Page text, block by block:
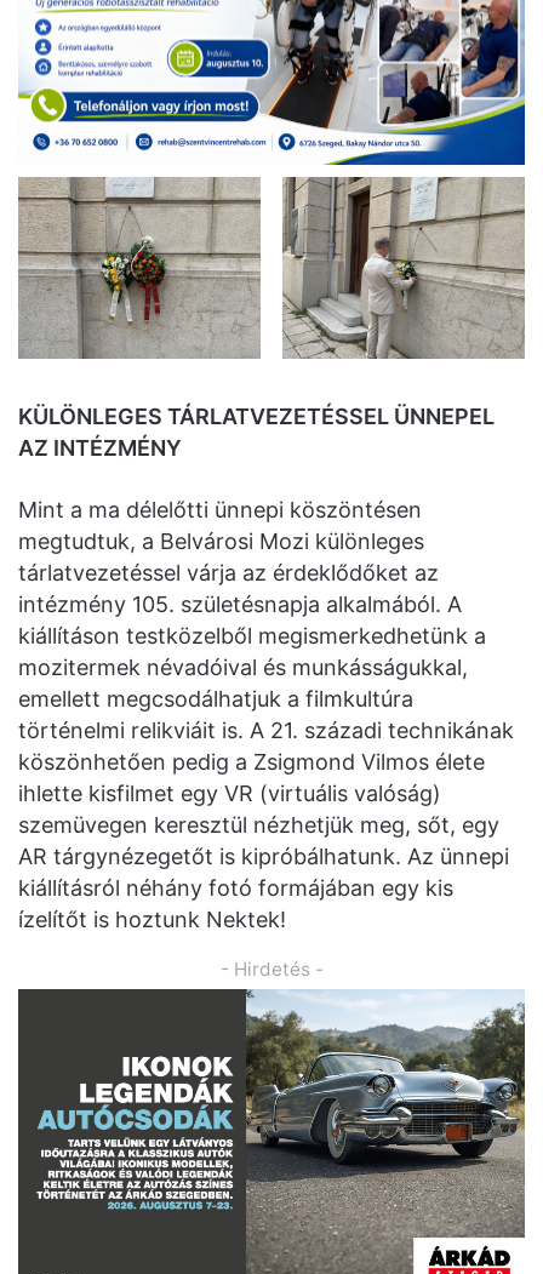
KÜLÖNLEGES TÁRLATVEZETÉSSEL ÜNNEPEL
AZ INTÉZMÉNY
Mint a ma délelőtti ünnepi köszöntésen
megtudtuk, a Belvárosi Mozi különleges
tárlatvezetéssel várja az érdeklődőket az
intézmény 105. születésnapja alkalmából. A
kiállításon testközelből megismerkedhetünk a
mozitermek névadóival és munkásságukkal,
emellett megcsodálhatjuk a filmkultúra
történelmi relikviáit is. A 21. századi technikának
köszönhetően pedig a Zsigmond Vilmos élete
ihlette kisfilmet egy VR (virtuális valóság)
szemüvegen keresztül nézhetjük meg, sőt, egy
AR tárgynézegetőt is kipróbálhatunk. Az ünnepi
kiállításról néhány fotó formájában egy kis
ízelítőt is hoztunk Nektek!
- Hirdetés -